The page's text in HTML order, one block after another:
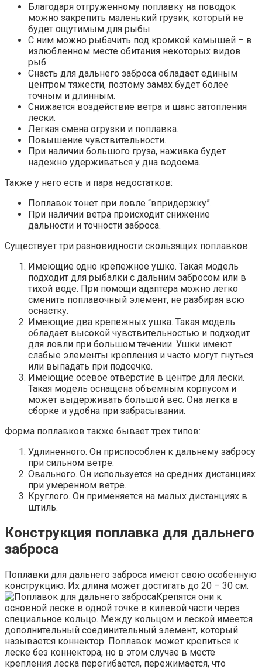
Благодаря отгруженному поплавку на поводок
можно закрепить маленький грузик, который не
будет ощутимым для рыбы.
С ним можно рыбачить под кромкой камышей – в
излюбленном месте обитания некоторых видов
рыб.
Снасть для дальнего заброса обладает единым
центром тяжести, поэтому замах будет более
точным и длинным.
Снижается воздействие ветра и шанс затопления
лески.
Легкая смена огрузки и поплавка.
Повышение чувствительности.
При наличии большого груза, наживка будет
надежно удерживаться у дна водоема.
Также у него есть и пара недостатков:
Поплавок тонет при ловле “впридержку”.
При наличии ветра происходит снижение
дальности и точности заброса.
Существует три разновидности скользящих поплавков:
Имеющие одно крепежное ушко. Такая модель
подходит для рыбалки с дальним забросом или в
тихой воде. При помощи адаптера можно легко
сменить поплавочный элемент, не разбирая всю
оснастку.
Имеющие два крепежных ушка. Такая модель
обладает высокой чувствительностью и подходит
для ловли при большом течении. Ушки имеют
слабые элементы крепления и часто могут гнуться
или выпадать при подсечке.
Имеющие осевое отверстие в центре для лески.
Такая модель оснащена объемным корпусом и
может выдерживать большой вес. Она легка в
сборке и удобна при забрасывании.
Форма поплавков также бывает трех типов:
Удлиненного. Он приспособлен к дальнему забросу
при сильном ветре.
Овального. Он используется на средних дистанциях
при умеренном ветре.
Круглого. Он применяется на малых дистанциях в
штиль.
Конструкция поплавка для дальнего
заброса
Поплавки для дальнего заброса имеют свою особенную
конструкцию. Их длина может достигать до 20 – 30 см.
Крепятся они к
основной леске в одной точке в килевой части через
специальное кольцо. Между кольцом и леской имеется
дополнительный соединительный элемент, который
называется коннектор. Поплавок может крепиться к
леске без коннектора, но в этом случае в месте
крепления леска перегибается, пережимается, что